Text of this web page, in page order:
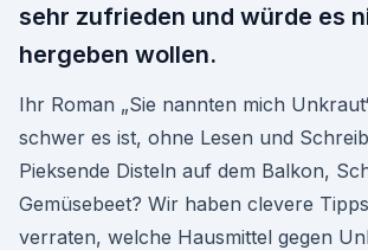
sehr zufrieden und würde es
hergeben wollen.
Ihr Roman „Sie nannten mich
schwer es ist, ohne Lesen und
Pieksende Disteln auf dem Balkon,
Gemüsebeet? Wir haben clevere
verraten, welche Hausmittel gegen